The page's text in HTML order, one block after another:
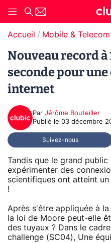
Accueil Mobile & Telecom
Nouveau record à
seconde pour
internet
Par Jérôme Bouteiller
Publié le 03 décembre
Suivez-nous
Tandis que le grand
expérimenter des
scientifiques ont atteint un
!
Après s'être appliquée à
la loi de Moore peut-elle
des tuyaux ? Dans le
challenge (SC04), Une